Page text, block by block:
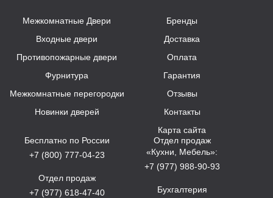
Межкомнатные Двери
Входные двери
Противопожарные двери
Фурнитура
Межкомнатные перегородки
Новинки дверей
Бренды
Доставка
Оплата
Гарантия
Отзывы
Контакты
Карта сайта
Бесплатно по России
+7 (800) 777-04-23
Отдел продаж
+7 (977) 618-47-40
Отдел продаж
«Кухни, Мебель»:
+7 (977) 988-90-93
Бухгалтерия